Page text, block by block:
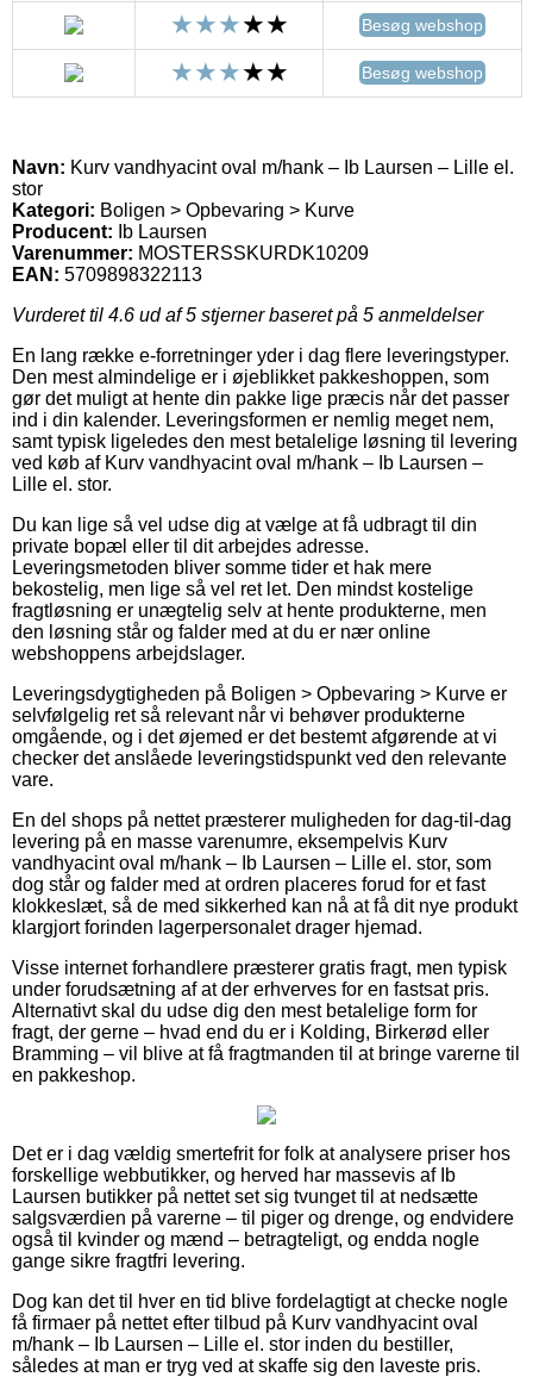
Besøg webshop
Besøg webshop
Navn: Kurv vandhyacint oval m/hank – Ib Laursen – Lille el.
stor
Kategori: Boligen > Opbevaring > Kurve
Producent:
Ib Laursen
Varenummer: MOSTERSSKURDK10209
EAN: 5709898322113
Vurderet til 4.6 ud af 5 stjerner baseret på 5 anmeldelser
En lang række e-forretninger yder i dag flere leveringstyper.
Den mest almindelige er i øjeblikket pakkeshoppen, som
gør det muligt at hente din pakke lige præcis når det passer
ind i din kalender. Leveringsformen er nemlig meget nem,
samt typisk ligeledes den mest betalelige løsning til levering
ved køb af Kurv vandhyacint oval m/hank – Ib Laursen –
Lille el. stor.
Du kan lige så vel udse dig at vælge at få udbragt til din
private bopæl eller til dit arbejdes adresse.
Leveringsmetoden bliver somme tider et hak mere
bekostelig, men lige så vel ret let. Den mindst kostelige
fragtløsning er unægtelig selv at hente produkterne, men
den løsning står og falder med at du er nær online
webshoppens arbejdslager.
Leveringsdygtigheden på Boligen > Opbevaring > Kurve er
selvfølgelig ret så relevant når vi behøver produkterne
omgående, og i det øjemed er det bestemt afgørende at vi
checker det anslåede leveringstidspunkt ved den relevante
vare.
En del shops på nettet præsterer muligheden for dag-til-dag
levering på en masse varenumre, eksempelvis Kurv
vandhyacint oval m/hank – Ib Laursen – Lille el. stor, som
dog står og falder med at ordren placeres forud for et fast
klokkeslæt, så de med sikkerhed kan nå at få dit nye produkt
klargjort forinden lagerpersonalet drager hjemad.
Visse internet forhandlere præsterer gratis fragt, men typisk
under forudsætning af at der erhverves for en fastsat pris.
Alternativt skal du udse dig den mest betalelige form for
fragt, der gerne – hvad end du er i Kolding, Birkerød eller
Bramming – vil blive at få fragtmanden til at bringe varerne til
en pakkeshop.
Det er i dag vældig smertefrit for folk at analysere priser hos
forskellige webbutikker, og herved har massevis af Ib
Laursen butikker på nettet set sig tvunget til at nedsætte
salgsværdien på varerne – til piger og drenge, og endvidere
også til kvinder og mænd – betragteligt, og endda nogle
gange sikre fragtfri levering.
Dog kan det til hver en tid blive fordelagtigt at checke nogle
få firmaer på nettet efter tilbud på Kurv vandhyacint oval
m/hank – Ib Laursen – Lille el. stor inden du bestiller,
således at man er tryg ved at skaffe sig den laveste pris.